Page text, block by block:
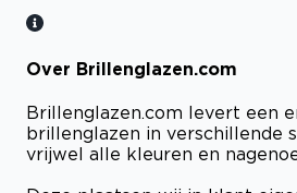
Over Brillenglazen.com
Brillenglazen.com levert een
brillenglazen in verschillende
vrijwel alle kleuren en